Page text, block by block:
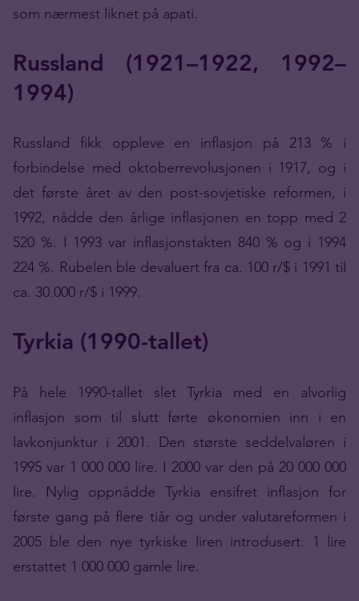
som nærmest liknet på apati.
Russland (1921–1922, 1992–
1994)
Russland fikk oppleve en inflasjon på 213 % i
forbindelse med oktoberrevolusjonen i 1917, og i
det første året av den post-sovjetiske reformen, i
1992, nådde den årlige inflasjonen en topp med 2
520 %. I 1993 var inflasjonstakten 840 % og i 1994
224 %. Rubelen ble devaluert fra ca. 100 r/$ i 1991 til
ca. 30.000 r/$ i 1999.
Tyrkia (1990-tallet)
På hele 1990-tallet slet Tyrkia med en alvorlig
inflasjon som til slutt førte økonomien inn i en
lavkonjunktur i 2001. Den største seddelvaløren i
1995 var 1 000 000 lire. I 2000 var den på 20 000 000
lire. Nylig oppnådde Tyrkia ensifret inflasjon for
første gang på flere tiår og under valutareformen i
2005 ble den nye tyrkiske liren introdusert. 1 lire
erstattet 1 000 000 gamle lire.